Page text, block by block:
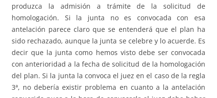
produzca la admisión a trámite de la solicitud de
homologación. Si la junta no es convocada con esa
antelación parece claro que se entenderá que el plan ha
sido rechazado, aunque la junta se celebre y lo acuerde. Es
decir que la junta como hemos visto debe ser convocada
con anterioridad a la fecha de solicitud de la homologación
del plan. Si la junta la convoca el juez en el caso de la regla
3ª, no debería existir problema en cuanto a la antelación